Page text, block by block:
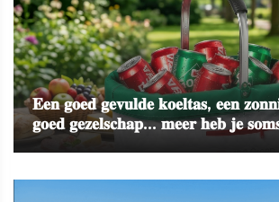
𝐄𝐞𝐧 𝐠𝐨𝐞𝐝 𝐠𝐞𝐯𝐮𝐥𝐝𝐞 𝐤𝐨𝐞𝐥𝐭𝐚𝐬, 𝐞𝐞𝐧
𝐠𝐨𝐞𝐝 𝐠𝐞𝐳𝐞𝐥𝐬𝐜𝐡𝐚𝐩... 𝐦𝐞𝐞𝐫 𝐡𝐞𝐛 𝐣𝐞